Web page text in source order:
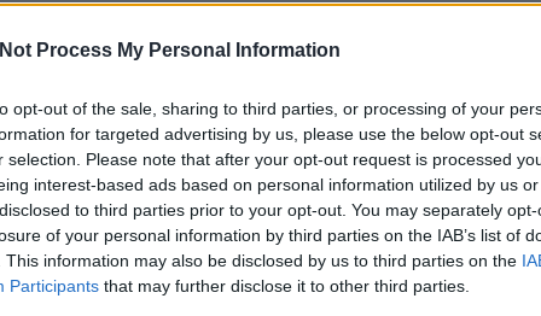
Process My Personal Information
opt-out of the sale, sharing to third parties, or processing of your
for targeted advertising by us, please use the below opt-out
selection. Please note that after your opt-out request is processed
interest-based ads based on personal information utilized by us
to third parties prior to your opt-out. You may separately
of your personal information by third parties on the IAB’s list of
This information may also be disclosed by us to third parties on the
Participants that may further disclose it to other third parties.
átalakulások; mire
hetekben?
szep.24.től-okt.20.-ig.